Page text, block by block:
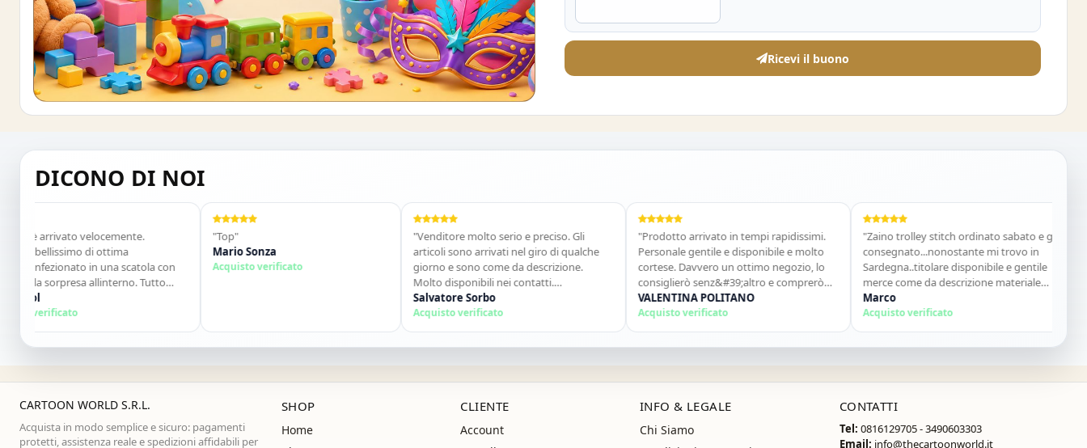
ISCRIVITI E OTTIENI SUBITO UNO SCONTO DEL 10%
Ricevi il buono
DICONO DI NOI
arrivato velocemente.
bellissimo di ottima
in una scatola con
sorpresa allinterno. Tutto
consiglio vivamente. Grazie
verificato
Mario Sonza
Acquisto verificato
"Venditore molto serio e preciso. Gli
articoli sono arrivati nel giro di qualche
giorno e sono come da descrizione.
Molto disponibili nei contatti.
Consigliato."
Salvatore Sorbo
Acquisto verificato
"Prodotto arrivato in tempi rapidissimi.
Personale gentile e disponibile e molto
cortese. Davvero un ottimo negozio, lo
consiglierò senz&#39;altro e comprerò
ancora!"
VALENTINA POLITANO
Acquisto verificato
"Zaino trolley stitch ordinato sabato e già
consegnato...nonostante mi trovo in
Sardegna..titolare disponibile e gentile
merce come da descrizione materiale
ottimo...sito super consigliato"
Marco
Acquisto verificato
CARTOON WORLD S.R.L.
Acquista in modo semplice e sicuro: pagamenti
protetti, assistenza reale e spedizioni affidabili per
SHOP
Home
CLIENTE
Account
INFO & LEGALE
Chi Siamo
CONTATTI
Tel: 0816129705 - 3490603303
Email: info@thecartoonworld.it